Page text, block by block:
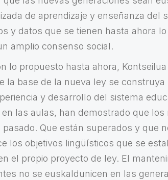
de aprendizaje y enseñanza del
y datos que se tienen hasta ahora
amplio consenso social.
lo propuesto hasta ahora,
la base de la nueva ley se
y desarrollo del sistema
las aulas, han demostrado que
Que están superados y que
los objetivos lingüísticos que se
el propio proyecto de ley. El
no se euskaldunicen en las